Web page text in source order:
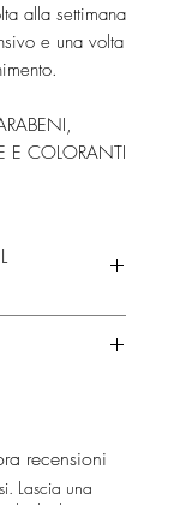
alla settimana
e una volta
E COLORANTI
gambo
meccanici
di tocoferoli
Cetearyl
(Apricot) seed
recensioni
Lascia una